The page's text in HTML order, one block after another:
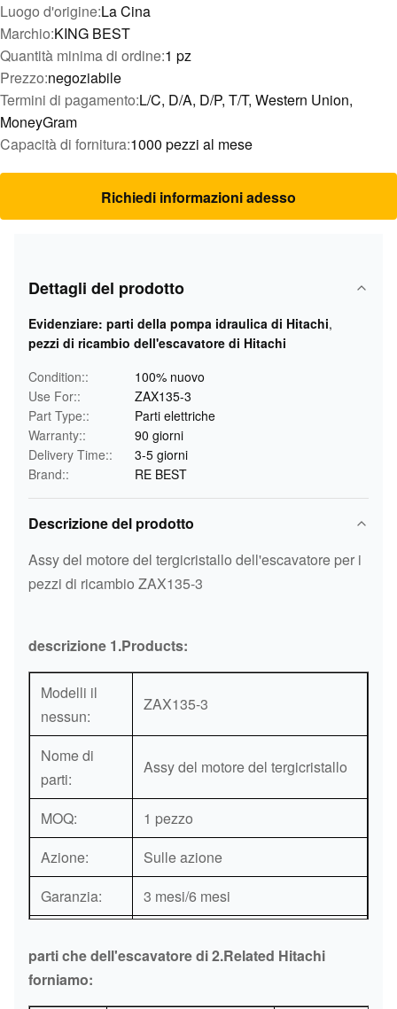
Luogo d'origine:La Cina
Marchio:KING BEST
Quantità minima di ordine:1 pz
Prezzo:negoziabile
Termini di pagamento:L/C, D/A, D/P, T/T, Western Union,
MoneyGram
Capacità di fornitura:1000 pezzi al mese
Richiedi informazioni adesso
Dettagli del prodotto
Evidenziare: parti della pompa idraulica di Hitachi,
pezzi di ricambio dell'escavatore di Hitachi
Condition::
100% nuovo
Use For::
ZAX135-3
Part Type::
Parti elettriche
Warranty::
90 giorni
Delivery Time::
3-5 giorni
Brand::
RE BEST
Descrizione del prodotto
Assy del motore del tergicristallo dell'escavatore per i
pezzi di ricambio ZAX135-3
descrizione 1.Products:
Modelli il
nessun:
ZAX135-3
Nome di
parti:
Assy del motore del tergicristallo
MOQ:
1 pezzo
Azione:
Sulle azione
Garanzia:
3 mesi/6 mesi
d'origine
La Cina (continente)
parti che dell'escavatore di 2.Related Hitachi
forniamo: